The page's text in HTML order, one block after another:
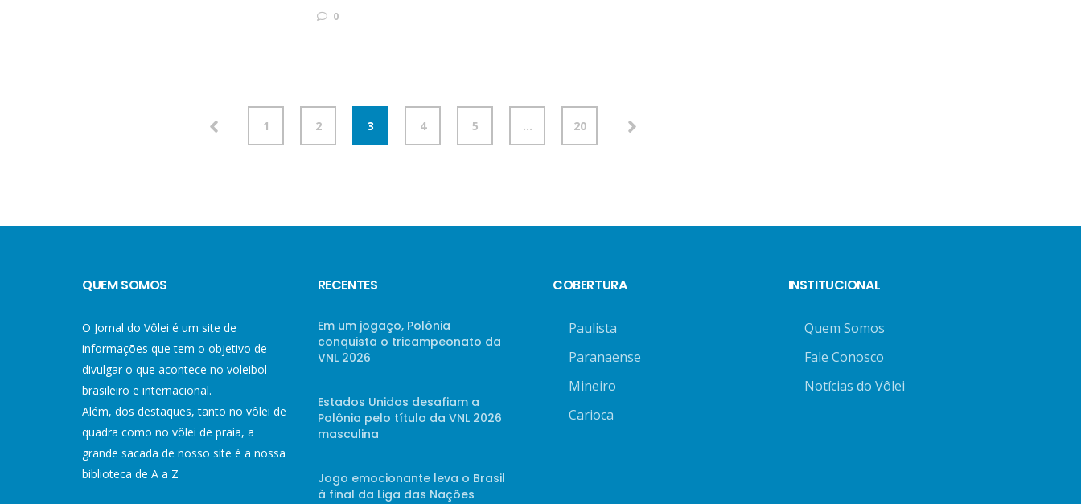
0
1 2 3 4 5 … 20
QUEM SOMOS
O Jornal do Vôlei é um site de
informações que tem o objetivo de
divulgar o que acontece no voleibol
brasileiro e internacional.
Além, dos destaques, tanto no vôlei de
quadra como no vôlei de praia, a
grande sacada de nosso site é a nossa
biblioteca de A a Z
RECENTES
Em um jogaço, Polônia
conquista o tricampeonato da
VNL 2026
Estados Unidos desafiam a
Polônia pelo título da VNL 2026
masculina
Jogo emocionante leva o Brasil
à final da Liga das Nações
COBERTURA
Paulista
Paranaense
Mineiro
Carioca
INSTITUCIONAL
Quem Somos
Fale Conosco
Notícias do Vôlei